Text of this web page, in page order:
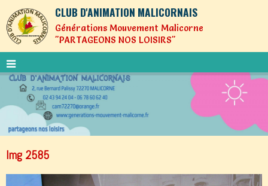
CLUB D'ANIMATION MALICORNAIS
Générations Mouvement Malicorne
"PARTAGEONS NOS LOISIRS"
Img 2585